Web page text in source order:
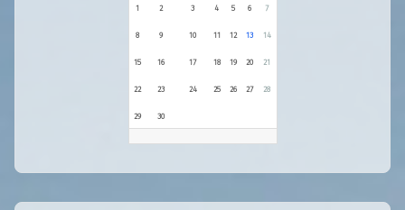
1 2 3 4 5 6 7
8 9 10 11 12 13 14
15 16 17 18 19 20 21
22 23 24 25 26 27 28
29 30